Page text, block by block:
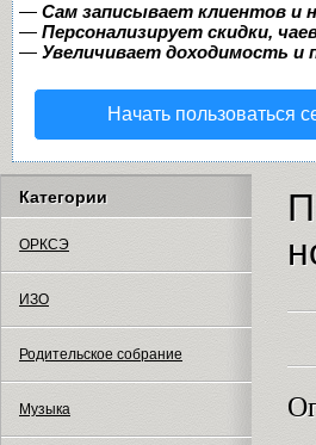
— Сам записывает клиентов и
— Персонализирует скидки,
— Увеличивает доходимость
Начать пользоваться
Категории
ОРКСЭ
ИЗО
Родительское собрание
Музыка